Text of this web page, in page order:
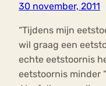
30 november, 2011
“Tijdens mijn
wil graag een
echte eetstoornis
eetstoornis minder